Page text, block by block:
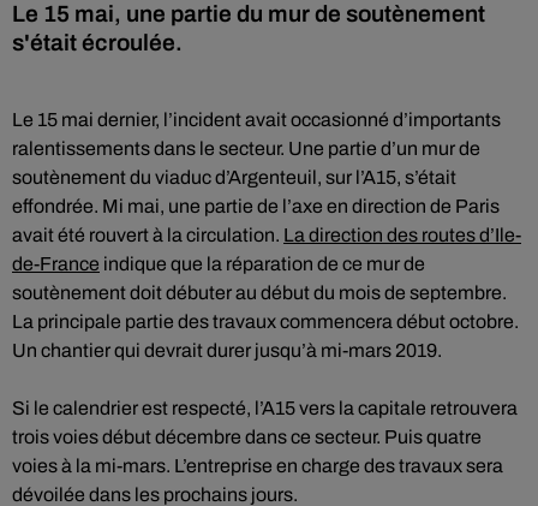
Le 15 mai, une partie du mur de soutènement
s'était écroulée.
Le 15 mai dernier, l’incident avait occasionné d’importants
ralentissements dans le secteur. Une partie d’un mur de
soutènement du viaduc d’Argenteuil, sur l’A15, s’était
effondrée. Mi mai, une partie de l’axe en direction de Paris
avait été rouvert à la circulation. La direction des routes d’Ile-
de-France indique que la réparation de ce mur de
soutènement doit débuter au début du mois de septembre.
La principale partie des travaux commencera début octobre.
Un chantier qui devrait durer jusqu’à mi-mars 2019.
Si le calendrier est respecté, l’A15 vers la capitale retrouvera
trois voies début décembre dans ce secteur. Puis quatre
voies à la mi-mars. L’entreprise en charge des travaux sera
dévoilée dans les prochains jours.